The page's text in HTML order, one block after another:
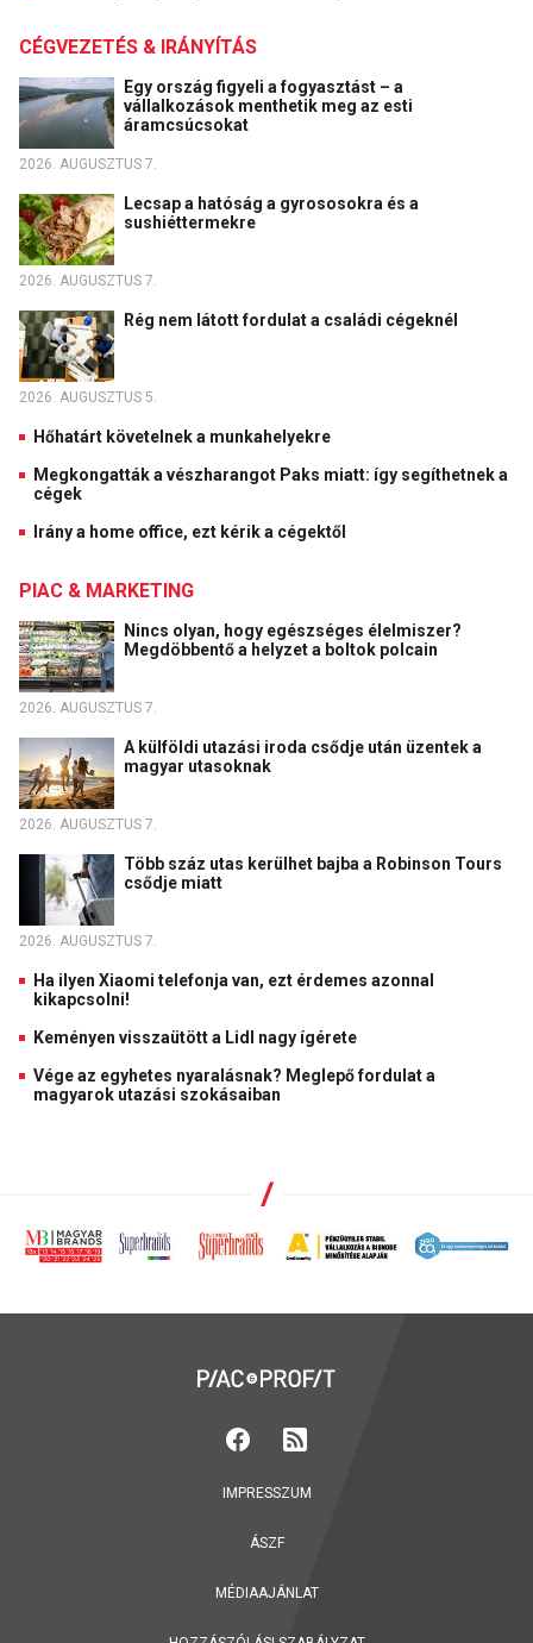
CÉGVEZETÉS & IRÁNYÍTÁS
Egy ország figyeli a fogyasztást – a
vállalkozások menthetik meg az esti
áramcsúcsokat
2026. AUGUSZTUS 7.
Lecsap a hatóság a gyrososokra és a
sushiéttermekre
2026. AUGUSZTUS 7.
Rég nem látott fordulat a családi cégeknél
2026. AUGUSZTUS 5.
Hőhatárt követelnek a munkahelyekre
Megkongatták a vészharangot Paks miatt: így segíthetnek a
cégek
Irány a home office, ezt kérik a cégektől
PIAC & MARKETING
Nincs olyan, hogy egészséges élelmiszer?
Megdöbbentő a helyzet a boltok polcain
2026. AUGUSZTUS 7.
A külföldi utazási iroda csődje után üzentek a
magyar utasoknak
2026. AUGUSZTUS 7.
Több száz utas kerülhet bajba a Robinson Tours
csődje miatt
2026. AUGUSZTUS 7.
Ha ilyen Xiaomi telefonja van, ezt érdemes azonnal
kikapcsolni!
Keményen visszaütött a Lidl nagy ígérete
Vége az egyhetes nyaralásnak? Meglepő fordulat a
magyarok utazási szokásaiban
IMPRESSZUM
ÁSZF
MÉDIAAJÁNLAT